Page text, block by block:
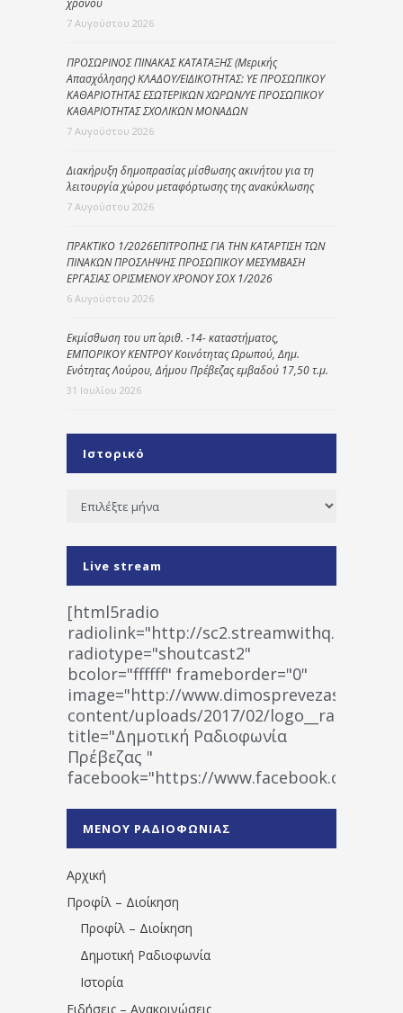
7 Αυγούστου 2026
ΠΡΟΣΩΡΙΝΟΣ ΠΙΝΑΚΑΣ ΚΑΤΑΤΑΞΗΣ (Μερικής
Απασχόλησης) ΚΛΑΔΟΥ/ΕΙΔΙΚΟΤΗΤΑΣ: ΥΕ ΠΡΟΣΩΠΙΚΟΥ
ΚΑΘΑΡΙΟΤΗΤΑΣ ΕΣΩΤΕΡΙΚΩΝ ΧΩΡΩΝ/ΥΕ ΠΡΟΣΩΠΙΚΟΥ
ΚΑΘΑΡΙΟΤΗΤΑΣ ΣΧΟΛΙΚΩΝ ΜΟΝΑΔΩΝ
7 Αυγούστου 2026
Διακήρυξη δημοπρασίας μίσθωσης ακινήτου για τη
λειτουργία χώρου μεταφόρτωσης της ανακύκλωσης
7 Αυγούστου 2026
ΠΡΑΚΤΙΚΟ 1/2026ΕΠΙΤΡΟΠΗΣ ΓΙΑ ΤΗΝ ΚΑΤΑΡΤΙΣΗ ΤΩΝ
ΠΙΝΑΚΩΝ ΠΡΟΣΛΗΨΗΣ ΠΡΟΣΩΠΙΚΟΥ ΜΕΣΥΜΒΑΣΗ
ΕΡΓΑΣΙΑΣ ΟΡΙΣΜΕΝΟΥ ΧΡΟΝΟΥ ΣΟΧ 1/2026
6 Αυγούστου 2026
Εκμίσθωση του υπ΄ αριθ. -14- καταστήματος,
ΕΜΠΟΡΙΚΟΥ ΚΕΝΤΡΟΥ Κοινότητας Ωρωπού, Δημ.
Ενότητας Λούρου, Δήμου Πρέβεζας εμβαδού 17,50 τ.μ.
31 Ιουλίου 2026
Ιστορικό
Ιστορικό
Live stream
[html5radio
radiolink="http://
radiotype="shoutcast2"
bcolor="ffffff" frameborder="0"
image="http://www.dimosprevezas.gr/wp-
content/uploads/2017/02/
title="Δημοτική Ραδιοφωνία
Πρέβεζας "
facebook="https://www.facebook.com/
1531194763766854/" artist="" ]
ΜΕΝΟΥ ΡΑΔΙΟΦΩΝΙΑΣ
Αρχική
Προφίλ – Διοίκηση
Προφίλ – Διοίκηση
Δημοτική Ραδιοφωνία
Ιστορία
Ειδήσεις – Ανακοινώσεις